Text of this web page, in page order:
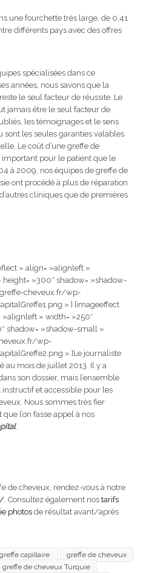
une fourchette très large, de 0,41
différents pays avec des offres
spécialisées dans ce
années, nous savons que la
le seul facteur de réussite. Le
jamais être le seul facteur de
les témoignages et le sens
les seules garanties valables
Le coût d’une greffe de
pour le patient que le
à 2009, nos équipes de greffe de
ont procédé à plus de réparation
cliniques que de premières
» align= »alignleft »
»300″ shadow= »shadow-
cheveux.fr/wp-
» ] [imageeffect
» width= »250″
shadow= »shadow-small »
wp-
» ]Le journaliste
au mois de juillet 2013. Il y a
son dossier, mais l’ensemble
et accessible pour les
Nous sommes très fier
l’on fasse appel à nos
.
de cheveux, rendez-vous à notre
. Consultez également nos tarifs
photos de résultat avant/après
greffe capillaire
greffe de cheveux
greffe de cheveux Turquie